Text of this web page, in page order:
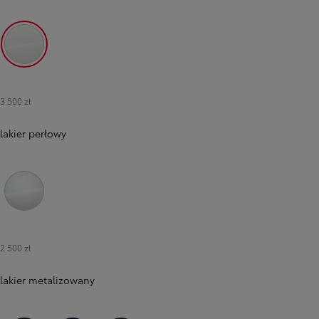
040 Pure White
3 500 zł
lakier perłowy
2 500 zł
lakier metalizowany